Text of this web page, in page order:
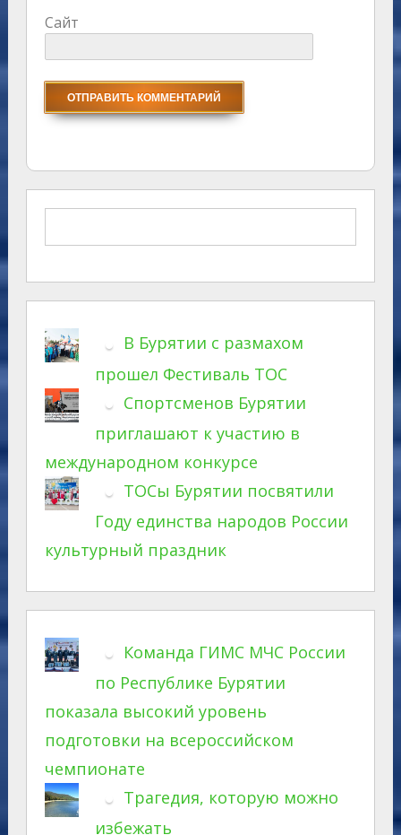
Сайт
В Бурятии с размахом
прошел Фестиваль ТОС
Спортсменов Бурятии
приглашают к участию в
международном конкурсе
ТОСы Бурятии посвятили
Году единства народов России
культурный праздник
Команда ГИМС МЧС России
по Республике Бурятии
показала высокий уровень
подготовки на всероссийском
чемпионате
Трагедия, которую можно
избежать